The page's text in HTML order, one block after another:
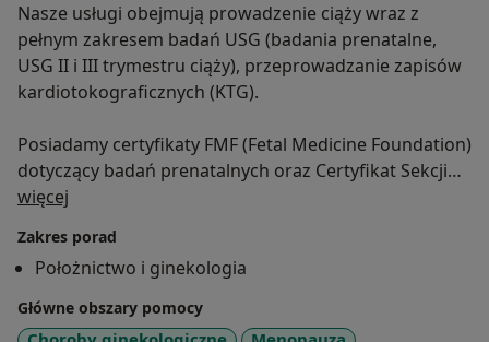
Nasze usługi obejmują prowadzenie ciąży wraz z
pełnym zakresem badań USG (badania prenatalne,
USG II i III trymestru ciąży), przeprowadzanie zapisów
kardiotokograficznych (KTG).
Posiadamy certyfikaty FMF (Fetal Medicine Foundation)
dotyczący badań prenatalnych oraz Certyfikat Sekcji
Ultrasonografii PTGiP w zakresie wykonywania badań
Zajmujemy się diagnostyką i leczeniem schorzeń
ginekologicznych, okresu menopauzy, problemów
endokrynologicznych, problemami związanymi z
więcej
Zakres porad
Położnictwo i ginekologia
Główne obszary pomocy